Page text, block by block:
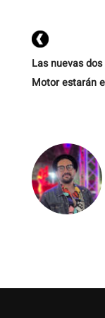
Las nuevas
Motor estarán